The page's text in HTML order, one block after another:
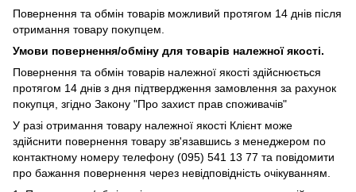
Повернення та обмін товарів можливий протягом 14 днів після
отримання товару покупцем.
Умови повернення/обміну для товарів належної якості.
Повернення та обмін товарів належної якості здійснюється
протягом 14 днів з дня підтвердження замовлення за рахунок
покупця, згідно Закону "Про захист прав споживачів"
У разі отримання товару належної якості Клієнт може
здійснити повернення товару зв'язавшись з менеджером по
контактному номеру телефону (095) 541 13 77 та повідомити
про бажання повернення через невідповідність очікуванням.